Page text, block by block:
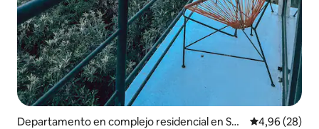
Departamento en complejo residencial en San
Calificación
4,96 (28)